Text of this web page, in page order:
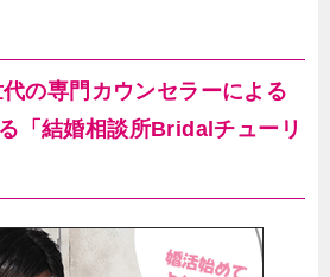
の専門カウンセラーによる
「結婚相談所Bridalチューリ